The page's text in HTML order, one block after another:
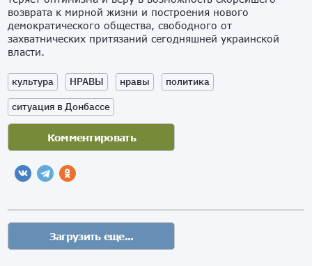
возврата к мирной жизни и построения нового
демократического общества, свободного от
захватнических притязаний сегодняшней украинской
власти.
культура НРАВЫ нравы
политика
ситуация в Донбассе